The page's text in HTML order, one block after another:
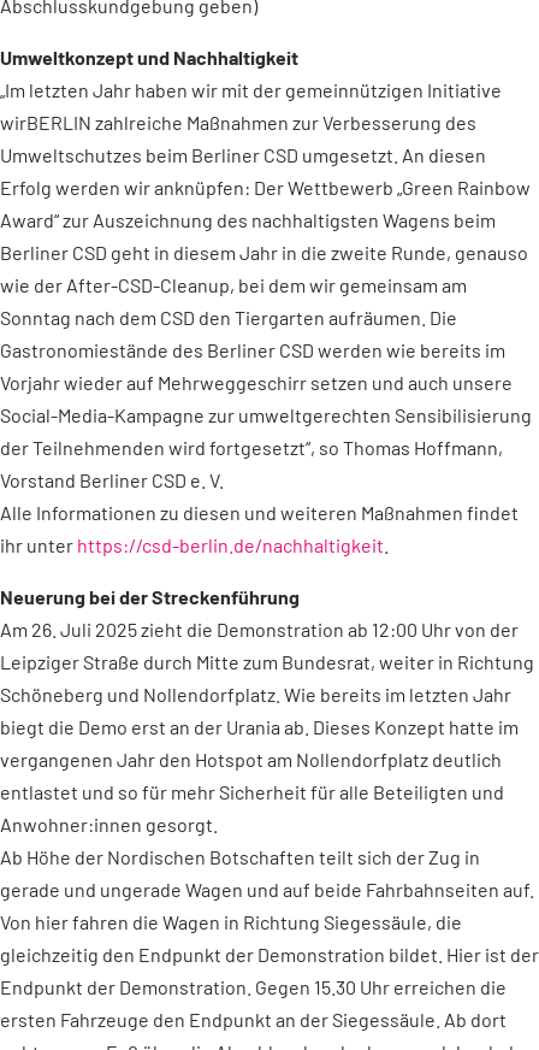
Abschlusskundgebung geben)
Umweltkonzept und Nachhaltigkeit
„Im letzten Jahr haben wir mit der gemeinnützigen Initiative
wirBERLIN zahlreiche Maßnahmen zur Verbesserung des
Umweltschutzes beim Berliner CSD umgesetzt. An diesen
Erfolg werden wir anknüpfen: Der Wettbewerb „Green Rainbow
Award“ zur Auszeichnung des nachhaltigsten Wagens beim
Berliner CSD geht in diesem Jahr in die zweite Runde, genauso
wie der After-CSD-Cleanup, bei dem wir gemeinsam am
Sonntag nach dem CSD den Tiergarten aufräumen. Die
Gastronomiestände des Berliner CSD werden wie bereits im
Vorjahr wieder auf Mehrweggeschirr setzen und auch unsere
Social-Media-Kampagne zur umweltgerechten Sensibilisierung
der Teilnehmenden wird fortgesetzt“, so Thomas Hoffmann,
Vorstand Berliner CSD e. V.
Alle Informationen zu diesen und weiteren Maßnahmen findet
ihr unter https://csd-berlin.de/nachhaltigkeit
Neuerung bei der Streckenführung
Am 26. Juli 2025 zieht die Demonstration ab 12:00 Uhr von der
Leipziger Straße durch Mitte zum Bundesrat, weiter in Richtung
Schöneberg und Nollendorfplatz. Wie bereits im letzten Jahr
biegt die Demo erst an der Urania ab. Dieses Konzept hatte im
vergangenen Jahr den Hotspot am Nollendorfplatz deutlich
entlastet und so für mehr Sicherheit für alle Beteiligten und
Anwohner:innen gesorgt.
Ab Höhe der Nordischen Botschaften teilt sich der Zug in
gerade und ungerade Wagen und auf beide Fahrbahnseiten auf.
Von hier fahren die Wagen in Richtung Siegessäule, die
gleichzeitig den Endpunkt der Demonstration bildet. Hier ist der
Endpunkt der Demonstration. Gegen 15.30 Uhr erreichen die
ersten Fahrzeuge den Endpunkt an der Siegessäule. Ab dort